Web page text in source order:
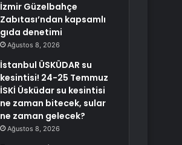
İzmir Güzelbahçe
Zabıtası’ndan kapsamlı
gıda denetimi
Ağustos 8, 2026
İstanbul ÜSKÜDAR su
kesintisi! 24-25 Temmuz
İSKİ Üsküdar su kesintisi
ne zaman bitecek, sular
ne zaman gelecek?
Ağustos 8, 2026